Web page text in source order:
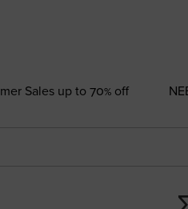
Sales up to 70% off